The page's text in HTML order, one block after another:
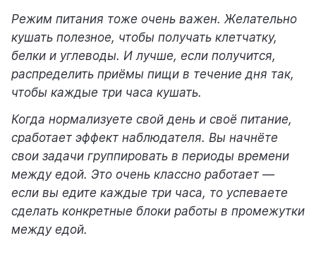
Режим питания тоже очень важен. Желательно
кушать полезное, чтобы получать клетчатку,
белки и углеводы. И лучше, если получится,
распределить приёмы пищи в течение дня так,
чтобы каждые три часа кушать.
Когда нормализуете свой день и своё питание,
сработает эффект наблюдателя. Вы начнёте
свои задачи группировать в периоды времени
между едой. Это очень классно работает —
если вы едите каждые три часа, то успеваете
сделать конкретные блоки работы в промежутки
между едой.